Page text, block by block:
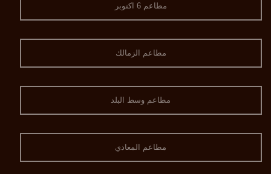
مطاعم 6 اكتوبر
مطاعم الزمالك
مطاعم وسط البلد
مطاعم المعادي